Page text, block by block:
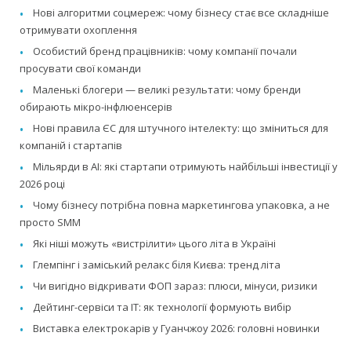
Нові алгоритми соцмереж: чому бізнесу стає все складніше
отримувати охоплення
Особистий бренд працівників: чому компанії почали
просувати свої команди
Маленькі блогери — великі результати: чому бренди
обирають мікро-інфлюенсерів
Нові правила ЄС для штучного інтелекту: що зміниться для
компаній і стартапів
Мільярди в AI: які стартапи отримують найбільші інвестиції у
2026 році
Чому бізнесу потрібна повна маркетингова упаковка, а не
просто SMM
Які ніші можуть «вистрілити» цього літа в Україні
Глемпінг і заміський релакс біля Києва: тренд літа
Чи вигідно відкривати ФОП зараз: плюси, мінуси, ризики
Дейтинг-сервіси та IT: як технології формують вибір
Виставка електрокарів у Гуанчжоу 2026: головні новинки